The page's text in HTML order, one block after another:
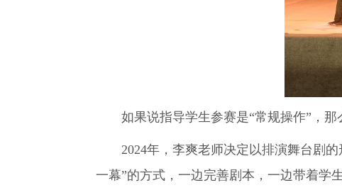
如果说指导学生参赛是“常规操作”，那
2024年，李爽老师决定以排演舞台剧的
一幕”的方式，一边完善剧本，一边带着学